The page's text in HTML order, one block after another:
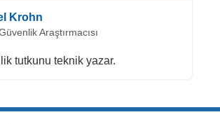
Krohn
Araştırmacısı
tutkunu teknik yazar.